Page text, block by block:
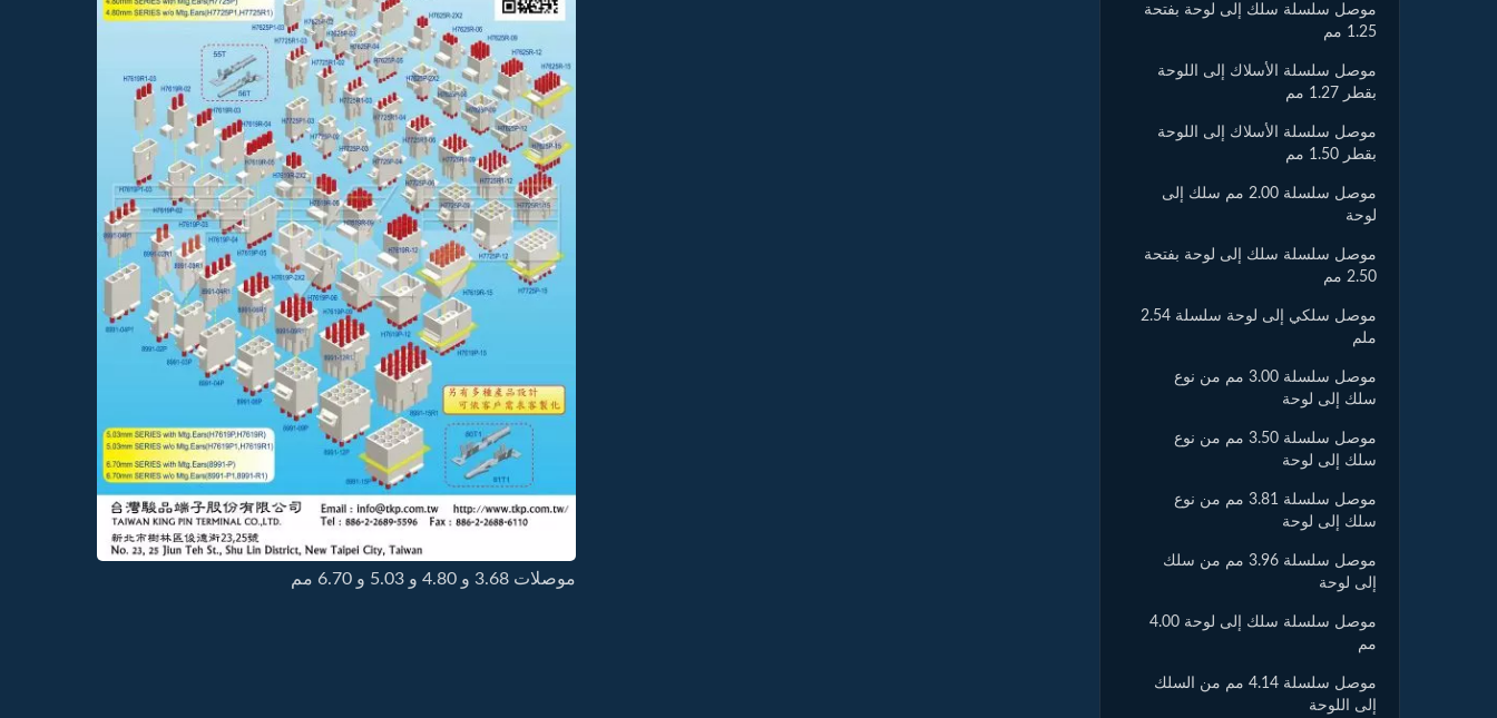
موصلات 3.68 و 4.80 و 5.03 و 6.70 مم
موصل سلسلة سلك إلى لوحة بفتحة
1.25 مم
موصل سلسلة الأسلاك إلى اللوحة
بقطر 1.27 مم
موصل سلسلة الأسلاك إلى اللوحة
بقطر 1.50 مم
موصل سلسلة 2.00 مم سلك إلى
لوحة
موصل سلسلة سلك إلى لوحة بفتحة
2.50 مم
موصل سلكي إلى لوحة سلسلة 2.54
ملم
موصل سلسلة 3.00 مم من نوع
سلك إلى لوحة
موصل سلسلة 3.50 مم من نوع
سلك إلى لوحة
موصل سلسلة 3.81 مم من نوع
سلك إلى لوحة
موصل سلسلة 3.96 مم من سلك
إلى لوحة
موصل سلسلة سلك إلى لوحة 4.00
مم
موصل سلسلة 4.14 مم من السلك
إلى اللوحة